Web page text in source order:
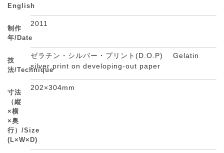
English
制作
年/Date
2011
技
法/Technique
ゼラチン・シルバー・プリント(D.O.P) Gelatin
silver print on developing-out paper
寸法
（縦
×横
×奥
行）/Size
(L×W×D)
202×304mm